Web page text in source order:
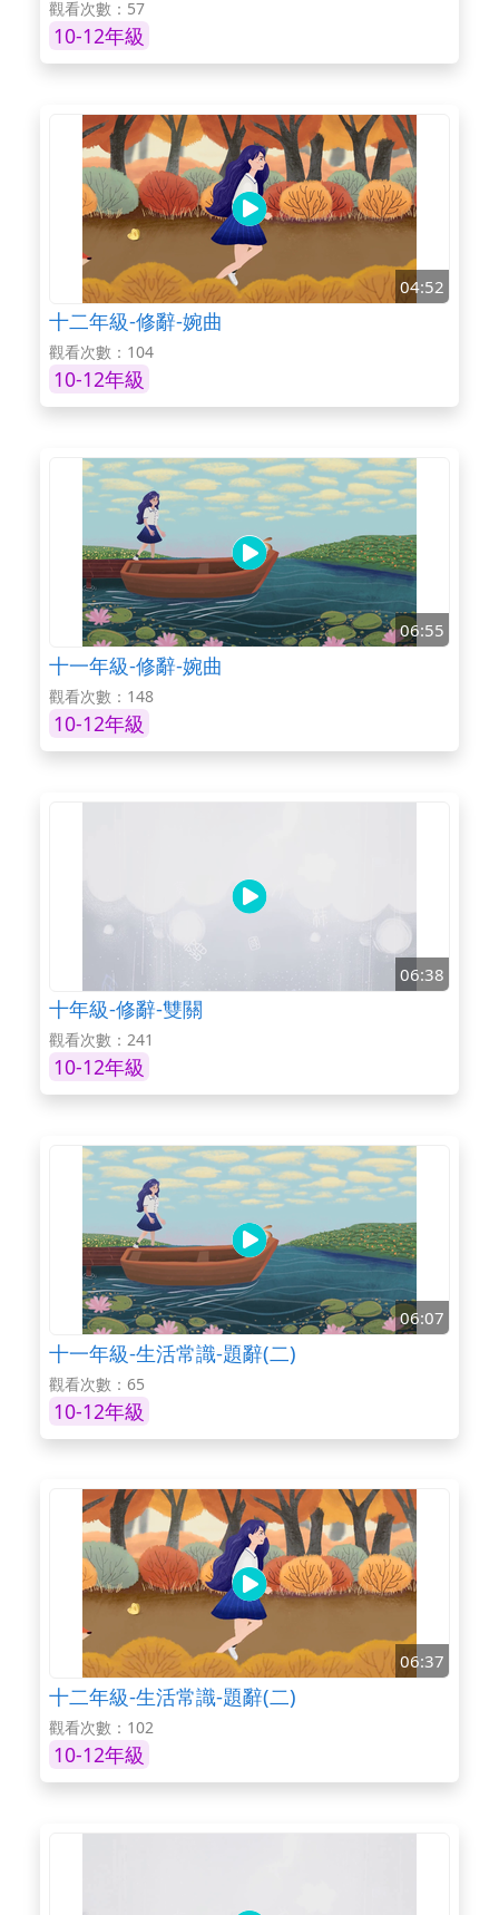
觀看次數：57
10-12年級
04:52
十二年級-修辭-婉曲
觀看次數：104
10-12年級
06:55
十一年級-修辭-婉曲
觀看次數：148
10-12年級
06:38
十年級-修辭-雙關
觀看次數：241
10-12年級
06:07
十一年級-生活常識-題辭(二)
觀看次數：65
10-12年級
06:37
十二年級-生活常識-題辭(二)
觀看次數：102
10-12年級